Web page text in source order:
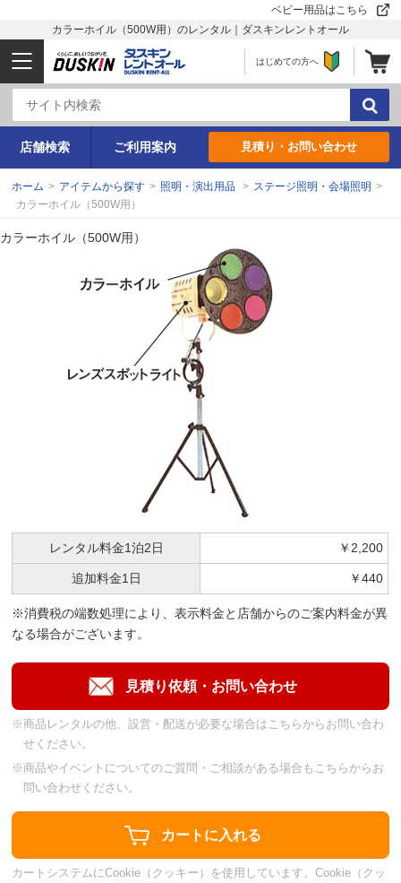
ベビー用品はこちら
カラーホイル（500W用）のレンタル｜ダスキンレントオール
はじめての方へ
店舗検索 ご利用案内 見積り・お問い合わせ
ホーム > アイテムから探す > 照明・演出用品 > ステージ照明・会場照明 >
カラーホイル（500W用）
カラーホイル（500W用）
レンタル料金1泊2日 ￥2,200
追加料金1日 ￥440
※消費税の端数処理により、表示料金と店舗からのご案内料金が異
なる場合がございます。
※商品レンタルの他、設営・配送が必要な場合はこちらからお問い合わ
せください。
※商品やイベントについてのご質問・ご相談がある場合もこちらからお
問い合わせください。
カートシステムにCookie（クッキー）を使用しています。Cookie（クッ